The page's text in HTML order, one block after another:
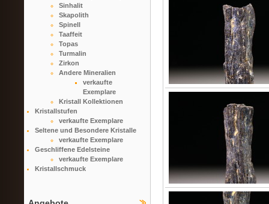
Sinhalit
Skapolith
Spinell
Taaffeit
Topas
Turmalin
Zirkon
Andere Mineralien
verkaufte
Exemplare
Kristall Kollektionen
Kristallstufen
verkaufte Exemplare
Seltene und Besondere Kristalle
verkaufte Exemplare
Geschliffene Edelsteine
verkaufte Exemplare
Kristallschmuck